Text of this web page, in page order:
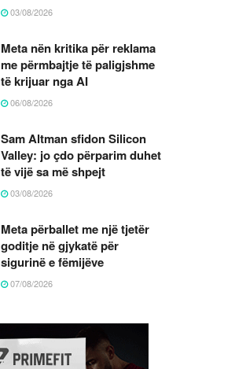
03/08/2026
Meta nën kritika për reklama
me përmbajtje të paligjshme
të krijuar nga AI
06/08/2026
Sam Altman sfidon Silicon
Valley: jo çdo përparim duhet
të vijë sa më shpejt
03/08/2026
Meta përballet me një tjetër
goditje në gjykatë për
sigurinë e fëmijëve
07/08/2026